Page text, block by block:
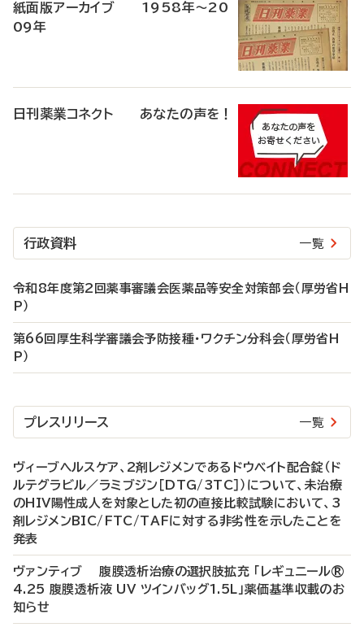
紙面版アーカイブ 1958年～20
09年
日刊薬業コネクト あなたの声を！
行政資料 一覧
令和8年度第2回薬事審議会医薬品等安全対策部会（厚労省H
P）
第66回厚生科学審議会予防接種・ワクチン分科会（厚労省H
P）
プレスリリース 一覧
ヴィーブヘルスケア、2剤レジメンであるドウベイト配合錠（ド
ルテグラビル／ラミブジン［DTG/3TC］）について、未治療
のHIV陽性成人を対象とした初の直接比較試験において、3
剤レジメンBIC/FTC/TAFに対する非劣性を示したことを
発表
ヴァンティブ 腹膜透析治療の選択肢拡充 「レギュニール®
4.25 腹膜透析液 UV ツインバッグ1.5L」薬価基準収載のお
知らせ